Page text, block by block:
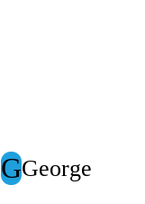
GGeorge